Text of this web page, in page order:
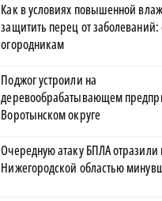
Как в условиях повышенной
защитить перец от заболеваний:
огородникам
Поджог устроили на
деревообрабатывающем
Воротынском округе
Очередную атаку БПЛА отразили
Нижегородской областью